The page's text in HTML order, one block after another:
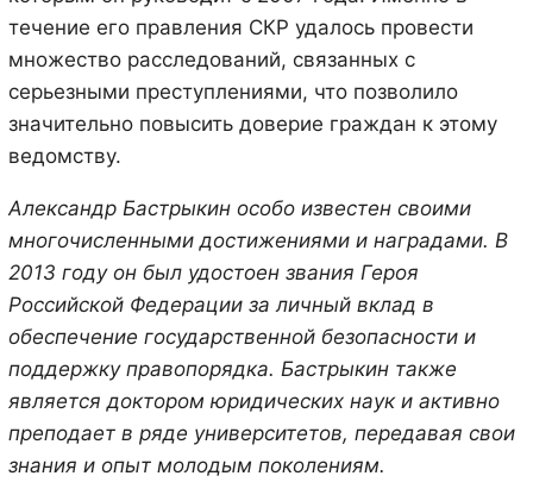
течение его правления СКР удалось провести
множество расследований, связанных с
серьезными преступлениями, что позволило
значительно повысить доверие граждан к этому
ведомству.
Александр Бастрыкин особо известен своими
многочисленными достижениями и наградами. В
2013 году он был удостоен звания Героя
Российской Федерации за личный вклад в
обеспечение государственной безопасности и
поддержку правопорядка. Бастрыкин также
является доктором юридических наук и активно
преподает в ряде университетов, передавая свои
знания и опыт молодым поколениям.